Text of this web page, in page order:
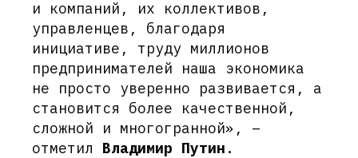
и компаний, их коллективов,
управленцев, благодаря
инициативе, труду миллионов
предпринимателей наша экономика
не просто уверенно развивается, а
становится более качественной,
сложной и многогранной», –
отметил Владимир Путин .